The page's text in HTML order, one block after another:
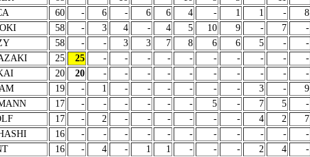
60 - 6 - 6 6 4 - 1 1 - 8
58 - 3 4 - 4 5 10 9 - 7 -
58 - - 3 3 7 8 6 6 5 - -
25 25 - - - - - - - - - -
20 20 - - - - - - - - - -
19 - 1 - - - - - - 3 - 9
17 - - - - - - 5 - 7 5 -
17 - 2 - - - - - - 4 2 7
16 - - - - - - - - - - -
16 - 4 - 1 1 - - - 2 4 -